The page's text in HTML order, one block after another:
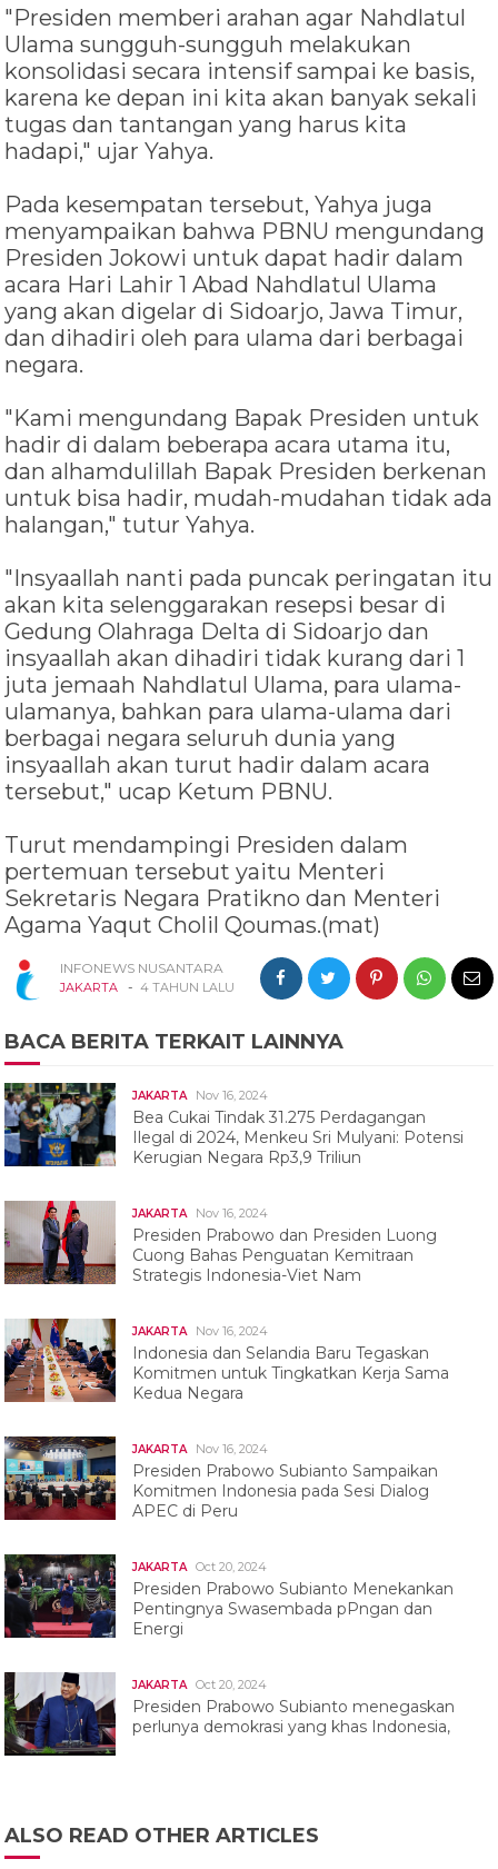
"Presiden memberi arahan agar Nahdlatul
Ulama sungguh-sungguh melakukan
konsolidasi secara intensif sampai ke basis,
karena ke depan ini kita akan banyak sekali
tugas dan tantangan yang harus kita
hadapi," ujar Yahya.
Pada kesempatan tersebut, Yahya juga
menyampaikan bahwa PBNU mengundang
Presiden Jokowi untuk dapat hadir dalam
acara Hari Lahir 1 Abad Nahdlatul Ulama
yang akan digelar di Sidoarjo, Jawa Timur,
dan dihadiri oleh para ulama dari berbagai
negara.
"Kami mengundang Bapak Presiden untuk
hadir di dalam beberapa acara utama itu,
dan alhamdulillah Bapak Presiden berkenan
untuk bisa hadir, mudah-mudahan tidak ada
halangan," tutur Yahya.
"Insyaallah nanti pada puncak peringatan itu
akan kita selenggarakan resepsi besar di
Gedung Olahraga Delta di Sidoarjo dan
insyaallah akan dihadiri tidak kurang dari 1
juta jemaah Nahdlatul Ulama, para ulama-
ulamanya, bahkan para ulama-ulama dari
berbagai negara seluruh dunia yang
insyaallah akan turut hadir dalam acara
tersebut," ucap Ketum PBNU.
Turut mendampingi Presiden dalam
pertemuan tersebut yaitu Menteri
Sekretaris Negara Pratikno dan Menteri
Agama Yaqut Cholil Qoumas.(mat)
INFONEWS NUSANTARA
JAKARTA - 4 TAHUN LALU
BACA BERITA TERKAIT LAINNYA
JAKARTA Nov 16, 2024
Bea Cukai Tindak 31.275 Perdagangan
Ilegal di 2024, Menkeu Sri Mulyani: Potensi
Kerugian Negara Rp3,9 Triliun
JAKARTA Nov 16, 2024
Presiden Prabowo dan Presiden Luong
Cuong Bahas Penguatan Kemitraan
Strategis Indonesia-Viet Nam
JAKARTA Nov 16, 2024
Indonesia dan Selandia Baru Tegaskan
Komitmen untuk Tingkatkan Kerja Sama
Kedua Negara
JAKARTA Nov 16, 2024
Presiden Prabowo Subianto Sampaikan
Komitmen Indonesia pada Sesi Dialog
APEC di Peru
JAKARTA Oct 20, 2024
Presiden Prabowo Subianto Menekankan
Pentingnya Swasembada pPngan dan
Energi
JAKARTA Oct 20, 2024
Presiden Prabowo Subianto menegaskan
perlunya demokrasi yang khas Indonesia,
ALSO READ OTHER ARTICLES